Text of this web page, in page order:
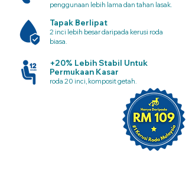
penggunaan lebih lama dan tahan lasak.
Tapak Berlipat
2 inci lebih besar daripada kerusi roda
biasa.
+20% Lebih Stabil Untuk
Permukaan Kasar
roda 20 inci, komposit getah.